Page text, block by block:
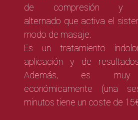
de compresión y
alternado que activa el
modo de masaje.
Es un tratamiento
aplicación y de
Además, es muy
económicamente (una
minutos tiene un coste de